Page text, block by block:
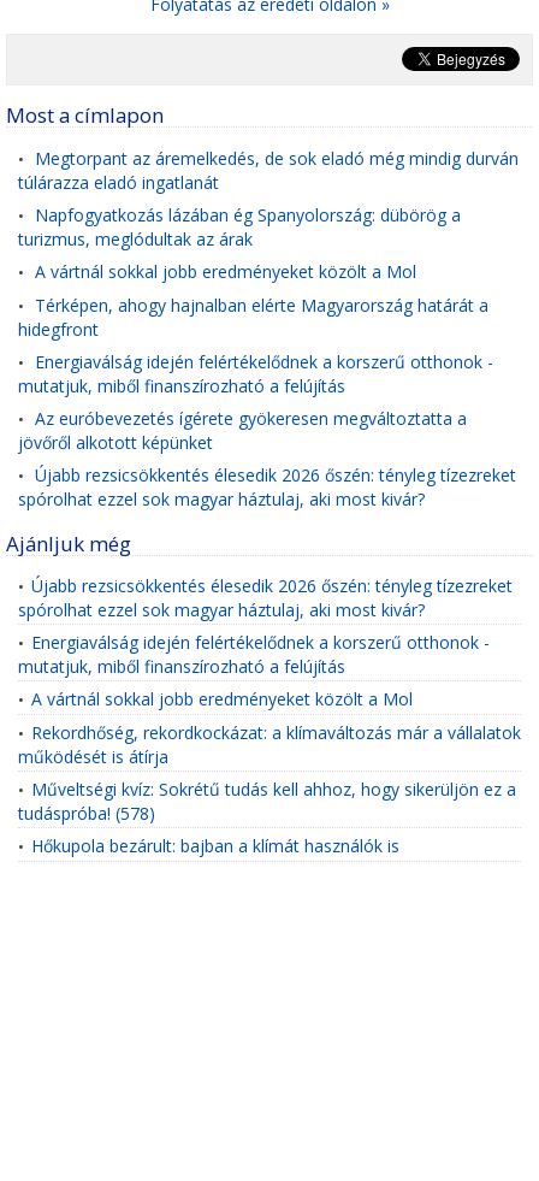
Most a címlapon
• Megtorpant az áremelkedés, de sok eladó még mindig durván
túlárazza eladó ingatlanát
• Napfogyatkozás lázában ég Spanyolország: dübörög a
turizmus, meglódultak az árak
• A vártnál sokkal jobb eredményeket közölt a Mol
• Térképen, ahogy hajnalban elérte Magyarország határát a
hidegfront
• Energiaválság idején felértékelődnek a korszerű otthonok -
mutatjuk, miből finanszírozható a felújítás
• Az euróbevezetés ígérete gyökeresen megváltoztatta a
jövőről alkotott képünket
• Újabb rezsicsökkentés élesedik 2026 őszén: tényleg tízezreket
spórolhat ezzel sok magyar háztulaj, aki most kivár?
Ajánljuk még
• Újabb rezsicsökkentés élesedik 2026 őszén: tényleg tízezreket
spórolhat ezzel sok magyar háztulaj, aki most kivár?
• Energiaválság idején felértékelődnek a korszerű otthonok -
mutatjuk, miből finanszírozható a felújítás
• A vártnál sokkal jobb eredményeket közölt a Mol
• Rekordhőség, rekordkockázat: a klímaváltozás már a vállalatok
működését is átírja
• Műveltségi kvíz: Sokrétű tudás kell ahhoz, hogy sikerüljön ez a
tudáspróba! (578)
• Hőkupola bezárult: bajban a klímát használók is